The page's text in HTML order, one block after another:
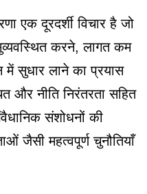
एक दूरदर्शी विचार है जो
करने, लागत कम
सुधार लाने का प्रयास
और नीति निरंतरता सहित
संशोधनों की
जैसी महत्वपूर्ण चुनौतियाँ